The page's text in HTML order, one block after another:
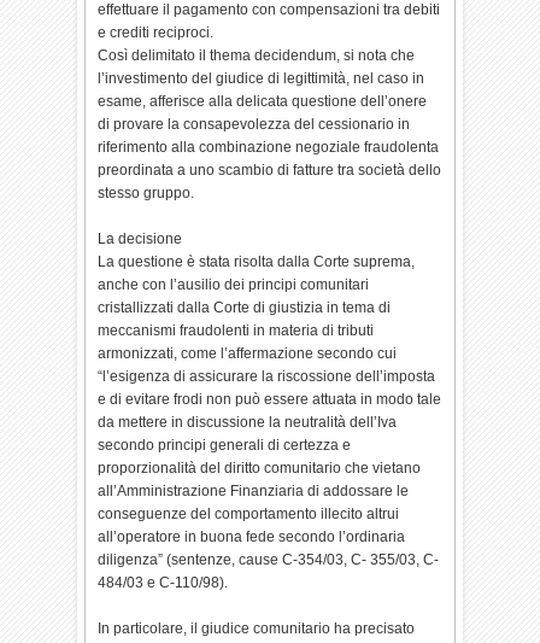
effettuare il pagamento con compensazioni tra debiti
e crediti reciproci.
Così delimitato il thema decidendum, si nota che
l’investimento del giudice di legittimità, nel caso in
esame, afferisce alla delicata questione dell’onere
di provare la consapevolezza del cessionario in
riferimento alla combinazione negoziale fraudolenta
preordinata a uno scambio di fatture tra società dello
stesso gruppo.
La decisione
La questione è stata risolta dalla Corte suprema,
anche con l’ausilio dei principi comunitari
cristallizzati dalla Corte di giustizia in tema di
meccanismi fraudolenti in materia di tributi
armonizzati, come l’affermazione secondo cui
“l’esigenza di assicurare la riscossione dell’imposta
e di evitare frodi non può essere attuata in modo tale
da mettere in discussione la neutralità dell’Iva
secondo principi generali di certezza e
proporzionalità del diritto comunitario che vietano
all’Amministrazione Finanziaria di addossare le
conseguenze del comportamento illecito altrui
all’operatore in buona fede secondo l’ordinaria
diligenza” (sentenze, cause C-354/03, C- 355/03, C-
484/03 e C-110/98).
In particolare, il giudice comunitario ha precisato